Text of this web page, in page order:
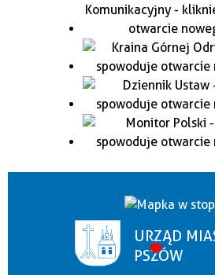
URZĄD
PSZÓW